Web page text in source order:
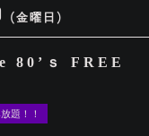
(金曜日)
80’ｓ FREE
題！！